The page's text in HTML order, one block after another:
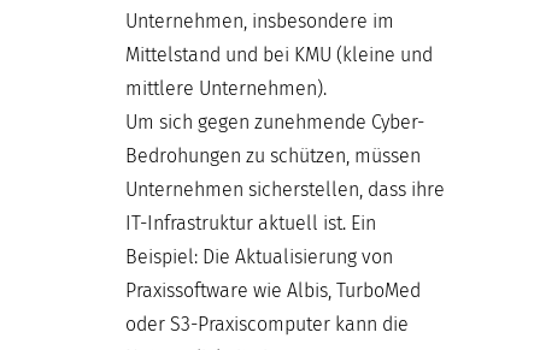
Unternehmen, insbesondere im
Mittelstand und bei KMU (kleine und
mittlere Unternehmen).
Um sich gegen zunehmende Cyber-
Bedrohungen zu schützen, müssen
Unternehmen sicherstellen, dass ihre
IT-Infrastruktur aktuell ist. Ein
Beispiel: Die Aktualisierung von
Praxissoftware wie Albis, TurboMed
oder S3-Praxiscomputer kann die